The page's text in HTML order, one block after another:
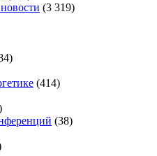
(3 319)
(414)
(38)